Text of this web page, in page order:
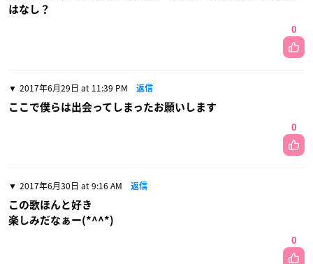
はなし？
0
2017年6月29日 at 11:39 PM 返信
ここで僕らは出会ってしまったお願いします
0
2017年6月30日 at 9:16 AM 返信
この歌ほんと好き
楽しみだなぁー(*^^*)
0